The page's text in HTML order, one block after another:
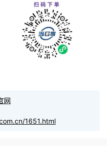
网
1651.html